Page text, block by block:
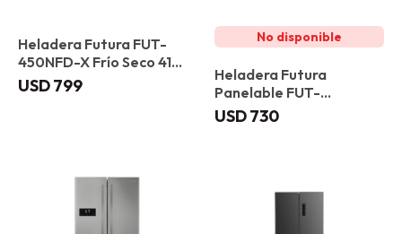
Heladera Futura FUT-
450NFD-X Frío Seco 417
LUSD799
Heladera Futura
Panelable FUT-
RCP243NF Frio Seco 243
USD730